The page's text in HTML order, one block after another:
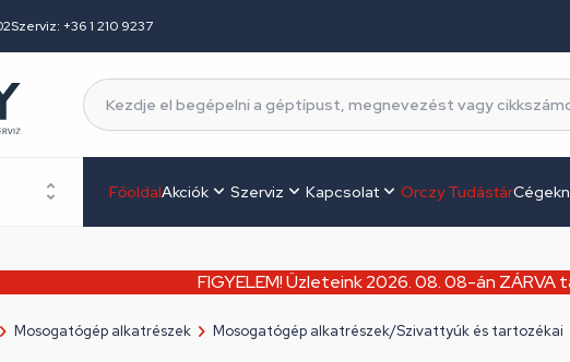
Szerviz: +36 1 210 9237
FőoldalAkciók Szerviz Kapcsolat Orczy Tudástár
FIGYELEM! Üzleteink 2026. 08. 08-án ZÁRVA
Mosogatógép alkatrészek Mosogatógép alkatrészek/Szivattyúk és tartozékai